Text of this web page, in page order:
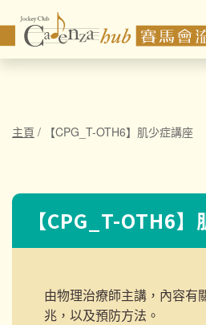
主頁 / 【CPG_T-OTH6】肌少症講座
【CPG_T-OTH6
由物理治療師主講，內容有
兆，以及預防方法。